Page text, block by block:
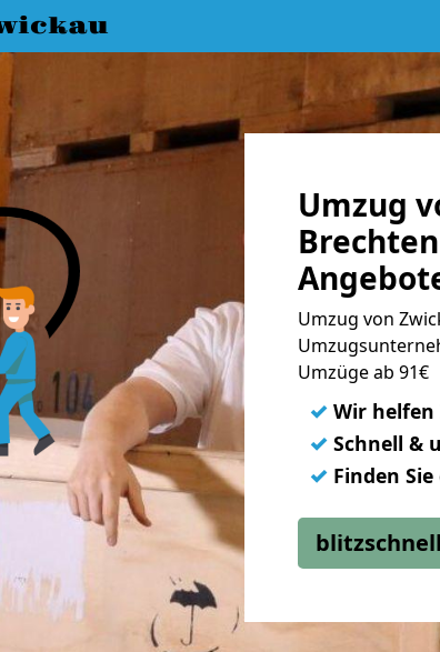
Umzug
Umzug von
Umzüge ab 91€
✓ Wir
✓ Schnell &
✓ Finden